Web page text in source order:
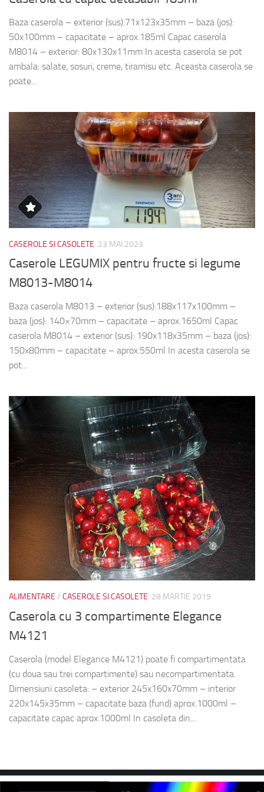
Baza caserola – exterior (sus):71x123x35mm – baza (jos):
50x100mm – capacitate – aprox.185ml Capac caserola
M8014 – exterior: 80x130x11mm In acesta caserola se pot
ambala: salate, sosuri, creme, tiramisu etc. Aceasta caserola se
poate...
CASEROLE SI CASOLETE 23 MAI 2023
Caserole LEGUMIX pentru fructe si legume
M8013-M8014
Baza caserola M8013 – exterior (sus):188x117x100mm –
baza (jos): 140×70mm – capacitate – aprox.1650ml Capac
caserola M8014 – exterior (sus): 190x118x35mm – baza (jos):
150x80mm – capacitate – aprox.550ml In acesta caserola se
pot...
ALIMENTARE / CASEROLE SI CASOLETE 28 MARTIE 2019
Caserola cu 3 compartimente Elegance
M4121
Caserola (model Elegance M4121) poate fi compartimentata
(cu doua sau trei compartimente) sau necompartimentata.
Dimensiuni casoleta: – exterior 245x160x70mm – interior
220x145x35mm – capacitate baza (fund) aprox.1000ml –
capacitate capac aprox.1000ml In casoleta din...